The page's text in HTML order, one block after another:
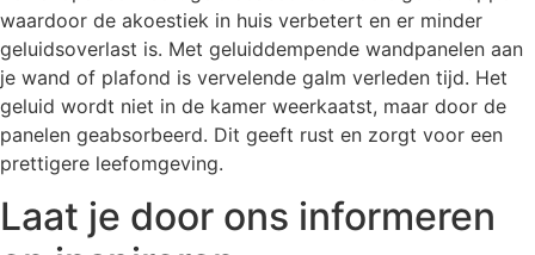
waardoor de akoestiek in huis verbetert en er minder
geluidsoverlast is. Met geluiddempende wandpanelen aan
je wand of plafond is vervelende galm verleden tijd. Het
geluid wordt niet in de kamer weerkaatst, maar door de
panelen geabsorbeerd. Dit geeft rust en zorgt voor een
prettigere leefomgeving.
Laat je door ons informeren